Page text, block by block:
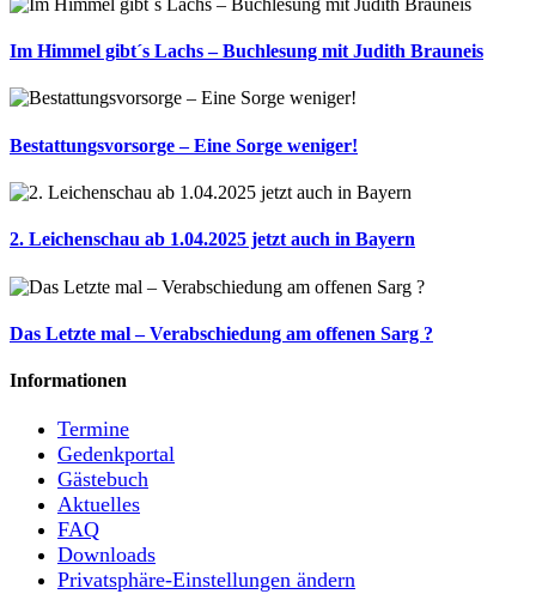
Im Himmel gibt´s Lachs – Buchlesung mit Judith Brauneis
Bestattungsvorsorge – Eine Sorge weniger!
2. Leichenschau ab 1.04.2025 jetzt auch in Bayern
Das Letzte mal – Verabschiedung am offenen Sarg ?
Informationen
Termine
Gedenkportal
Gästebuch
Aktuelles
FAQ
Downloads
Privatsphäre-Einstellungen ändern